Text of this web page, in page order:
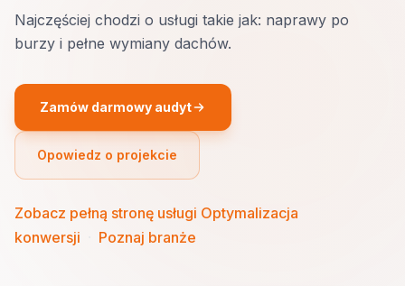
Najczęściej chodzi o usługi takie jak: naprawy po
burzy i pełne wymiany dachów.
Zamów darmowy audyt
Opowiedz o projekcie
Zobacz pełną stronę usługi Optymalizacja
konwersji
Poznaj branże